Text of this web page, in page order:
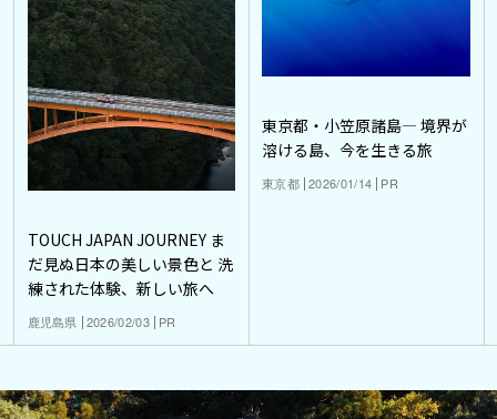
TOUCH JAPAN JOURNEY ま
だ見ぬ日本の美しい景色と 洗
練された体験、新しい旅へ
鹿児島県 2026/02/03 PR
東京都・小笠原諸島― 境界が
溶ける島、今を生きる旅
東京都 2026/01/14 PR